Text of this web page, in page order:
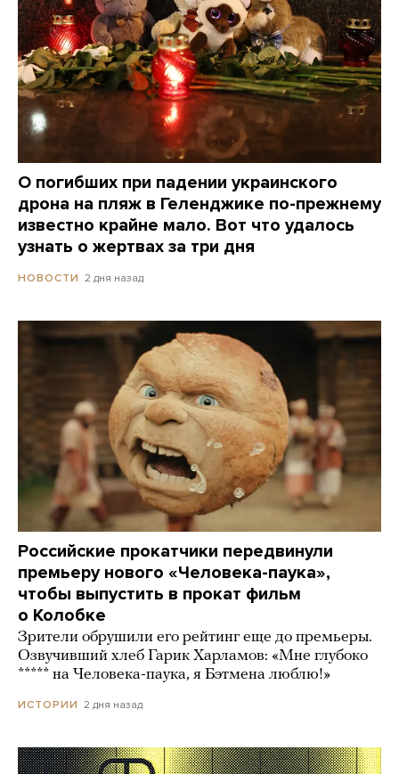
О погибших при падении украинского
дрона на пляж в Геленджике по-прежнему
известно крайне мало. Вот что удалось
узнать о жертвах за три дня
НОВОСТИ 2 дня назад
Российские прокатчики передвинули
премьеру нового «Человека-паука»,
чтобы выпустить в прокат фильм
о Колобке
Зрители обрушили его рейтинг еще до премьеры.
Озвучивший хлеб Гарик Харламов: «Мне глубоко
***** на Человека-паука, я Бэтмена люблю!»
ИСТОРИИ 2 дня назад